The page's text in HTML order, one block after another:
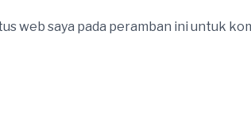
web saya pada peramban ini untuk